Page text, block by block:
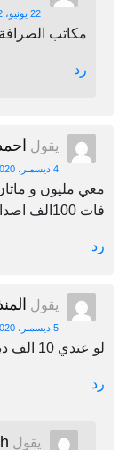
22 يونيو، 2022 الساعة 2:48 م
مكاتب الصرافة
رد
يقول
4 ديسمبر، 2020 الساعة 4:48 م
معي مليون و
فات 100الف اصدار1993موبيل رقم01226312609
رد
يقول
5 ديسمبر، 2020 الساعة 4:24 م
لو عندي 10 الف دينار ليبي في مصر يعملو كام مصري
رد
يقول